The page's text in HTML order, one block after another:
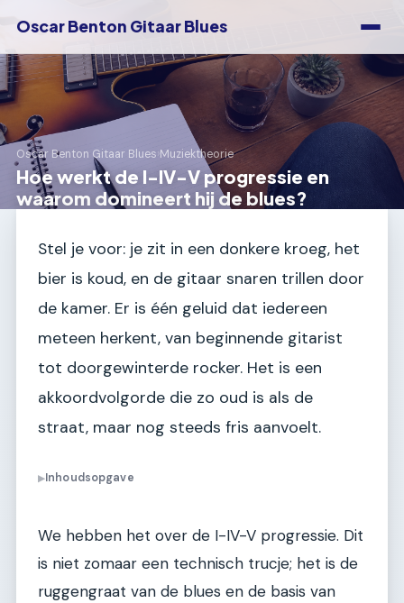
Oscar Benton Gitaar Blues
Oscar Benton Gitaar Blues›Muziektheorie
Hoe werkt de I-IV-V progressie en
waarom domineert hij de blues?
Stel je voor: je zit in een donkere kroeg, het
bier is koud, en de gitaar snaren trillen door
de kamer. Er is één geluid dat iedereen
meteen herkent, van beginnende gitarist
tot doorgewinterde rocker. Het is een
akkoordvolgorde die zo oud is als de
straat, maar nog steeds fris aanvoelt.
▶Inhoudsopgave
We hebben het over de I-IV-V progressie. Dit
is niet zomaar een technisch trucje; het is de
ruggengraat van de blues en de basis van